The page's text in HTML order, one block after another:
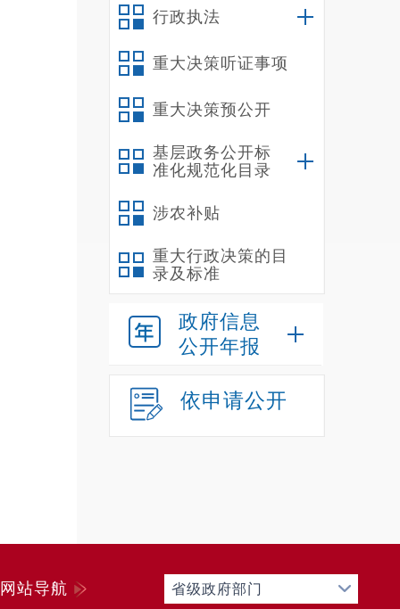
行政执法
重大决策听证事项
重大决策预公开
基层政务公开标
准化规范化目录
涉农补贴
重大行政决策的目
录及标准
政府信息
公开年报
依申请公开
网站导航 省级政府部门